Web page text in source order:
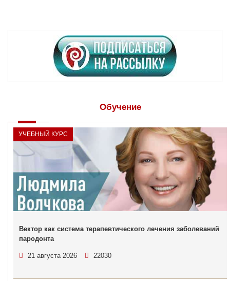
Обучение
УЧЕБНЫЙ КУРС
Вектор как система терапевтического лечения заболеваний
пародонта
21 августа 2026 22030